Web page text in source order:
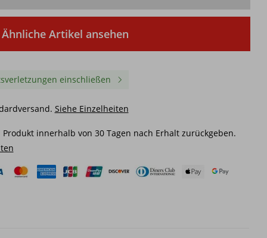
Ähnliche Artikel ansehen
einschließen
Siehe Einzelheiten
Produkt innerhalb von 30 Tagen nach Erhalt zurückgeben.